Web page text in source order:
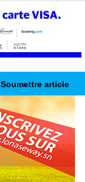
Soumettre article